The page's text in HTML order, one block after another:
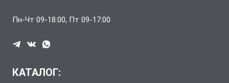
Пн-Чт 09-18:00, Пт 09-17:00
КАТАЛОГ: